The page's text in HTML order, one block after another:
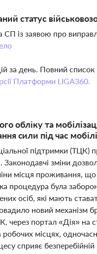
статус
СП із заявою про
за день. Повний
Платформи LIGA360.
та
сили під час
підтримки (ТЦК)
Законодавчі зміни
місця проживання, що
процедура була
осіб, які мають
новий механізм
через портал «Дія» на
робочих місцях,
сприяє